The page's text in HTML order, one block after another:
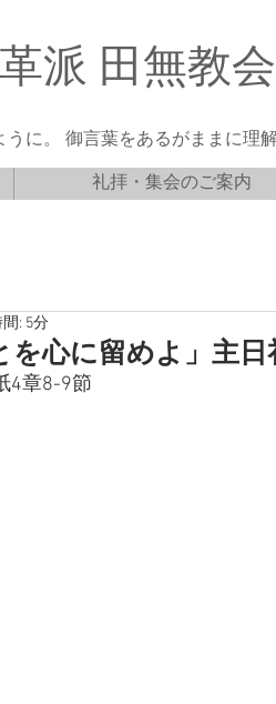
派 田無教会
に。 御言葉をあるがままに理
礼拝・集会のご案内
を心に留めよ」主日
: 5分
4章8-9節